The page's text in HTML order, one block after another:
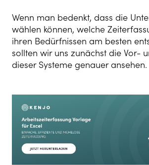
Wenn man bedenkt, dass die
wählen können, welche
ihren Bedürfnissen am besten
sollten wir uns zunächst die Vor-
dieser Systeme genauer ansehen.